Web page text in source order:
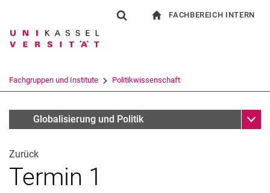
Springe direkt zu: Inhalt
Springe direkt zu: Suche
Springe direkt zu:
Suchbegriff
Suchen (öffnet externen Link in einem
FACHBEREICH INTERN
Fachgruppen und Institute Politikwissenschaft
Infothek NEU
Globalisierung und Politik
Zurück
Termin 1